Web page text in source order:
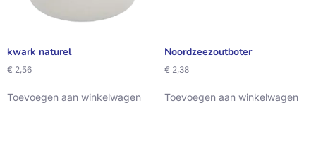
kwark naturel
€ 2,56
Toevoegen aan winkelwagen
Noordzeezoutboter
€ 2,38
Toevoegen aan winkelwagen